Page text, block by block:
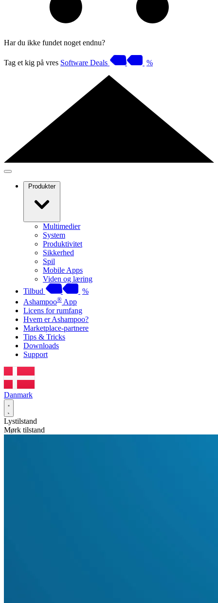
Har du ikke fundet noget endnu?
Tag et kig på vres Software Deals %
Produkter
Multimedier
System
Produktivitet
Sikkerhed
Spil
Mobile Apps
Viden og læring
Tilbud
%
Ashampoo® App
Licens for rumfang
Hvem er Ashampoo?
Marketplace-partnere
Tips & Tricks
Downloads
Support
Danmark
Lystilstand
Mørk tilstand